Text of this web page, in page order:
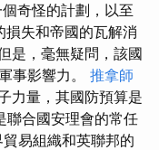
奇怪的計劃，以至
失和帝國的瓦解消
是，毫無疑問，該國
事影響力。 推拿師
力量，其國防預算是
聯合國安理會的常任
易組織和英聯邦的